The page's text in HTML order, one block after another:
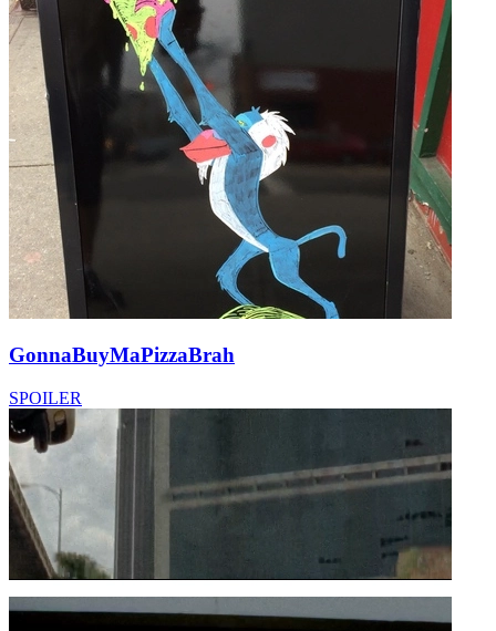
GonnaBuyMaPizzaBrah
SPOILER